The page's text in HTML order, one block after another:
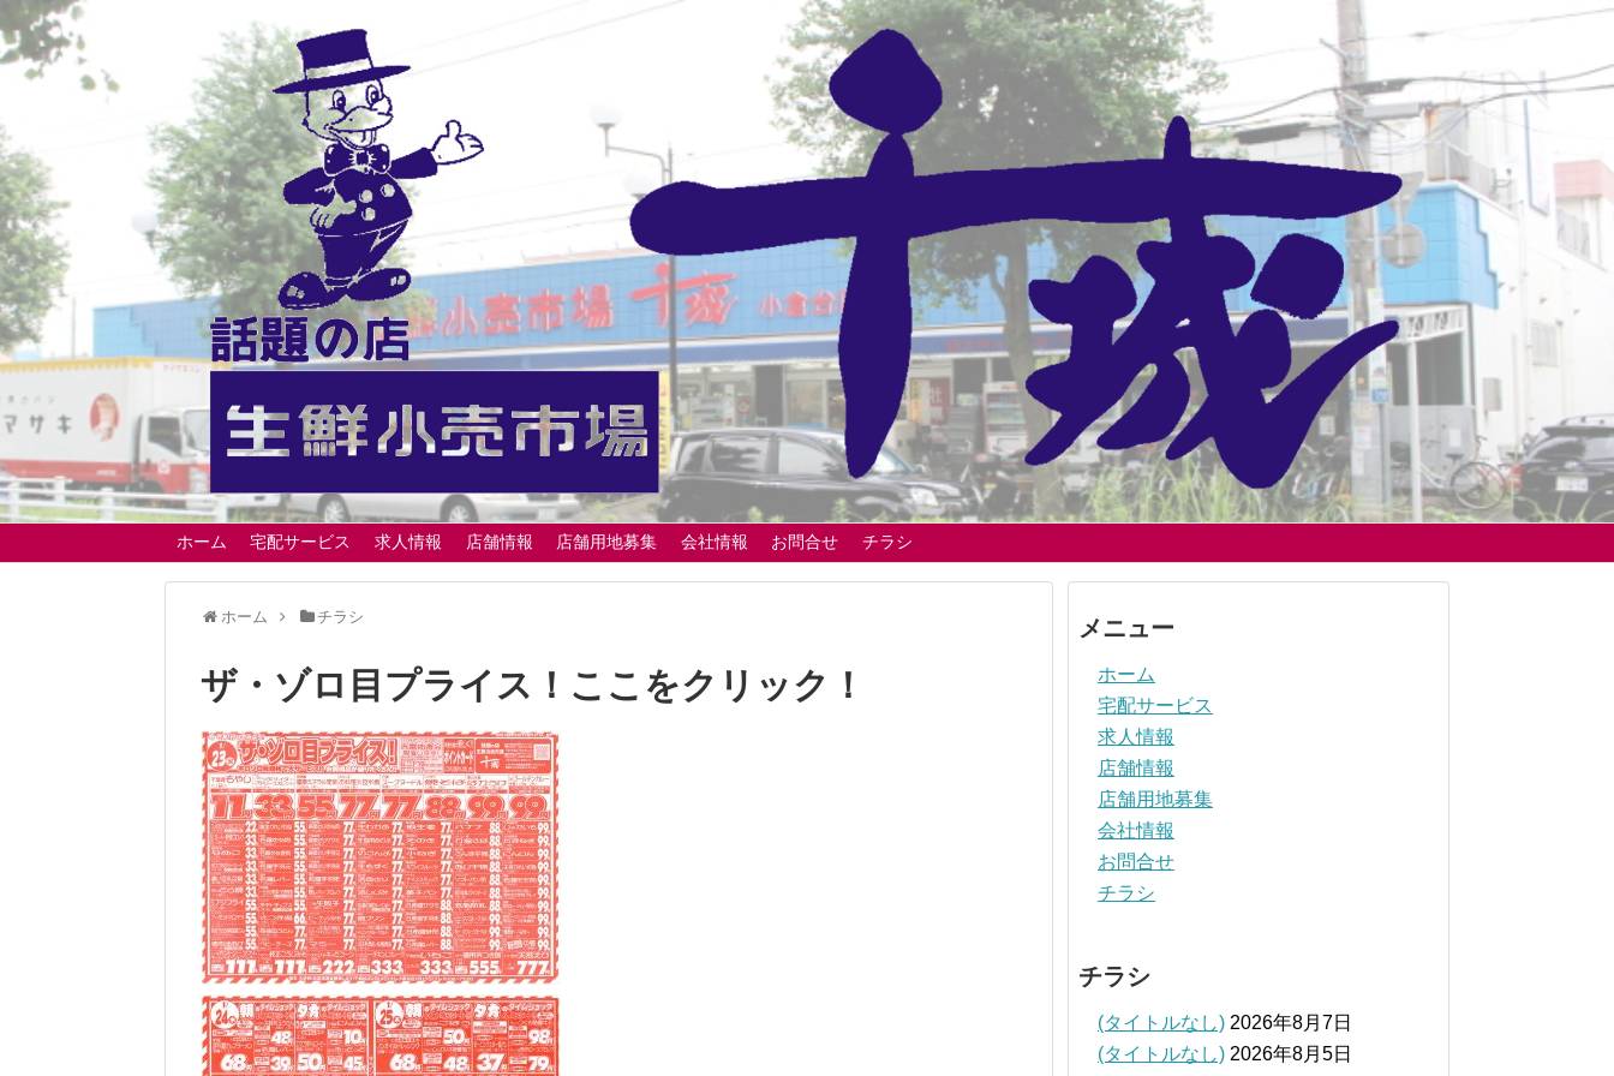
ホーム 宅配サービス 求人情報 店舗情報 店舗用地募集 会社情報 お問合せ チラシ
ホーム チラシ
ザ・ゾロ目プライス！ここをクリック！
メニュー
ホーム
宅配サービス
求人情報
店舗情報
店舗用地募集
会社情報
お問合せ
チラシ
チラシ
(タイトルなし) 2026年8月7日
(タイトルなし) 2026年8月5日